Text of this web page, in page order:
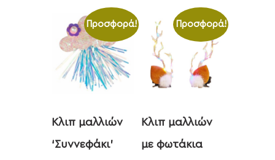
Προσφορά!
Κλιπ μαλλιών
‘Συννεφάκι’
Προσφορά!
Κλιπ μαλλιών
με φωτάκια